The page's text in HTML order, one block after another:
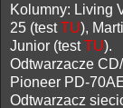
Kolumny: Living
25 (testTU),
Junior (testTU).
Odtwarzacze
Pioneer PD-
Odtwarzacz